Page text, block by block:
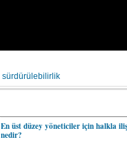
sürdürülebilirlik
En üst düzey yöneticiler için halkla
nedir?